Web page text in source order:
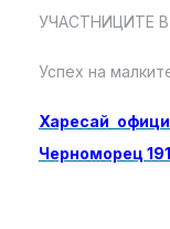
УЧАСТНИЦИТЕ
Успех на
Харесай
Черноморец